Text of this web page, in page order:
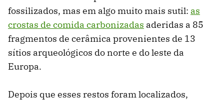
fossilizados, mas em algo muito mais sutil: as
crostas de comida carbonizadas aderidas a 85
fragmentos de cerâmica provenientes de 13
sítios arqueológicos do norte e do leste da
Europa.
Depois que esses restos foram localizados,